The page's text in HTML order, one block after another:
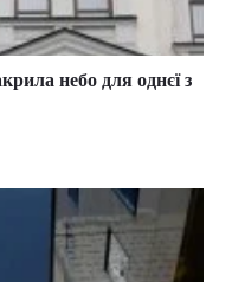
небо для однєї з